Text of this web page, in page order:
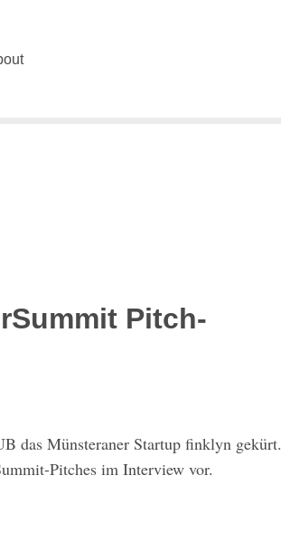
Pitch-
das Münsteraner Startup finklyn gekürt.
Pitches im Interview vor.